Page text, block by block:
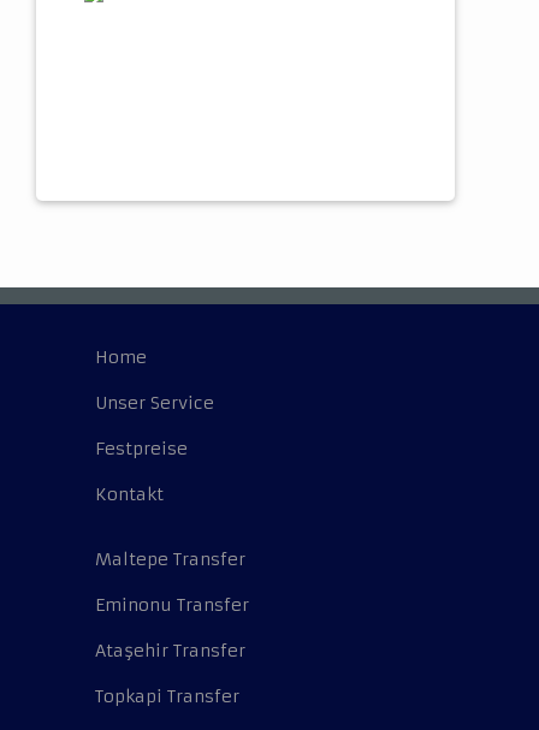
Home
Unser Service
Festpreise
Kontakt
Maltepe Transfer
Eminonu Transfer
Ataşehir Transfer
Topkapi Transfer